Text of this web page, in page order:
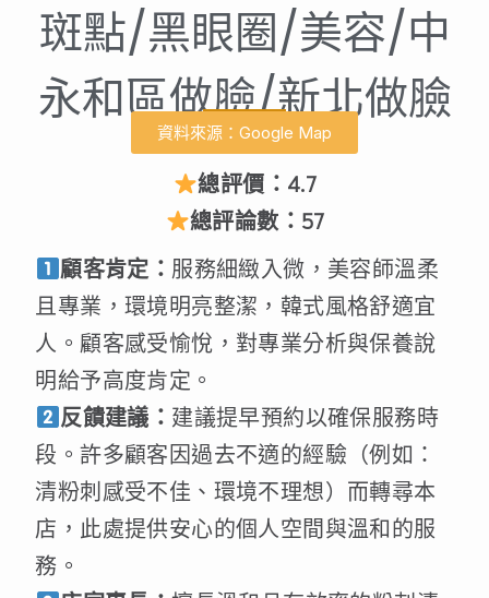
斑點/黑眼圈/美容/中
永和區做臉/新北做臉
資料來源：Google Map
總評價：4.7
總評論數：57
顧客肯定： 服務細緻入微，美容師溫柔
且專業，環境明亮整潔，韓式風格舒適宜
人。顧客感受愉悅，對專業分析與保養說
明給予高度肯定。
反饋建議： 建議提早預約以確保服務時
段。許多顧客因過去不適的經驗（例如：
清粉刺感受不佳、環境不理想）而轉尋本
店，此處提供安心的個人空間與溫和的服
務。